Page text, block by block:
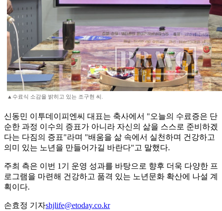
▲수료식 소감을 밝히고 있는 조구현 씨.
신동민 이투데이피엔씨 대표는 축사에서 "오늘의 수료증은 단
순한 과정 이수의 증표가 아니라 자신의 삶을 스스로 준비하겠
다는 다짐의 증표"라며 "배움을 삶 속에서 실천하며 건강하고
의미 있는 노년을 만들어가길 바란다"고 말했다.
주최 측은 이번 1기 운영 성과를 바탕으로 향후 더욱 다양한 프
로그램을 마련해 건강하고 품격 있는 노년문화 확산에 나설 계
획이다.
손효정 기자shjlife@etoday.co.kr